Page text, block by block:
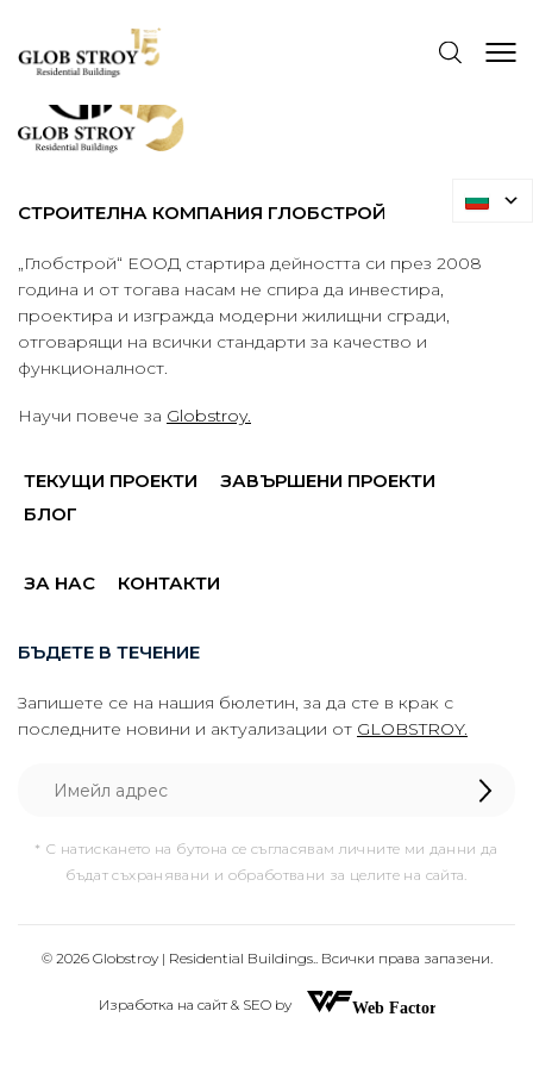
СТРОИТЕЛНА КОМПАНИЯ ГЛОБСТРОЙ
„Глобстрой“ ЕООД стартира дейността си през 2008
година и от тогава насам не спира да инвестира,
проектира и изгражда модерни жилищни сгради,
отговарящи на всички стандарти за качество и
функционалност.
Научи повече за Globstroy.
ТЕКУЩИ ПРОЕКТИ
ЗАВЪРШЕНИ ПРОЕКТИ
БЛОГ
ЗА НАС КОНТАКТИ
БЪДЕТЕ В ТЕЧЕНИЕ
Запишете се на нашия бюлетин, за да сте в крак с
последните новини и актуализации от GLOBSTROY.
* С натискането на бутона се съгласявам личните ми данни да
бъдат съхранявани и обработвани за целите на сайта.
© 2026 Globstroy | Residential Buildings.. Всички права запазени.
Изработка на сайт & SEO by